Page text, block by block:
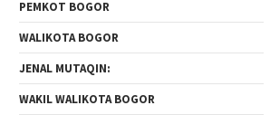
PEMKOT BOGOR
WALIKOTA BOGOR
JENAL MUTAQIN:
WAKIL WALIKOTA BOGOR